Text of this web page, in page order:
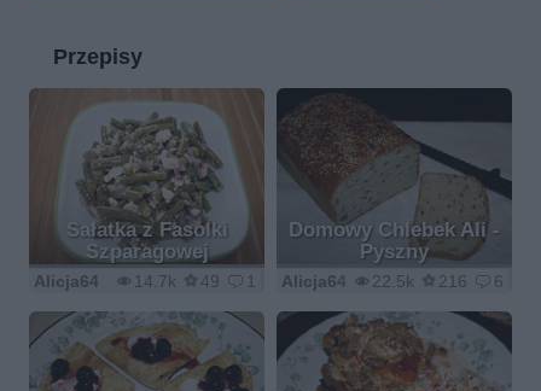
Przepisy
Sałatka z Fasolki
Szparagowej
14.7k 49 1
Alicja64
Domowy Chlebek Ali -
Pyszny
22.5k 216 6
Alicja64